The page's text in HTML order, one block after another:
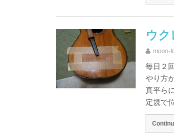
ウク
moon-
毎日２
やり方
真平ら
定規で